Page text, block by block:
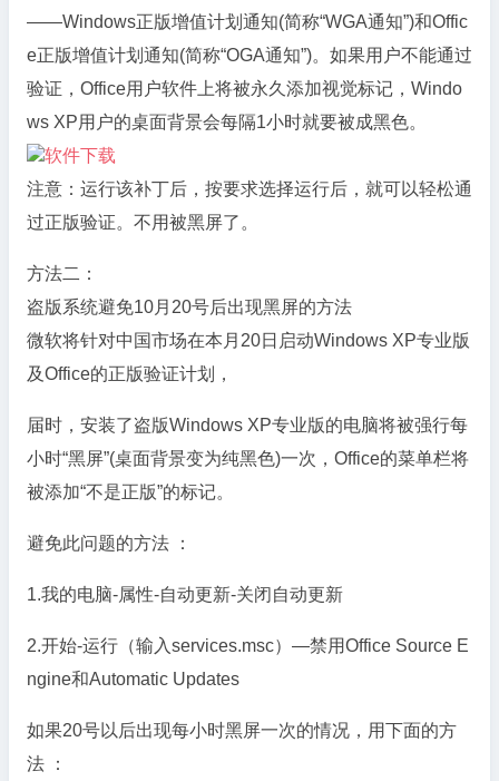
——Windows正版增值计划通知(简称“WGA通知”)和Offic
e正版增值计划通知(简称“OGA通知”)。如果用户不能通过
验证，Office用户软件上将被永久添加视觉标记，Windo
ws XP用户的桌面背景会每隔1小时就要被成黑色。
软件下载
注意：运行该补丁后，按要求选择运行后，就可以轻松通
过正版验证。不用被黑屏了。
方法二：
盗版系统避免10月20号后出现黑屏的方法
微软将针对中国市场在本月20日启动Windows XP专业版
及Office的正版验证计划，
届时，安装了盗版Windows XP专业版的电脑将被强行每
小时“黑屏”(桌面背景变为纯黑色)一次，Office的菜单栏将
被添加“不是正版”的标记。
避免此问题的方法 ：
1.我的电脑-属性-自动更新-关闭自动更新
2.开始-运行（输入services.msc）—禁用Office Source E
ngine和Automatic Updates
如果20号以后出现每小时黑屏一次的情况，用下面的方
法 ：